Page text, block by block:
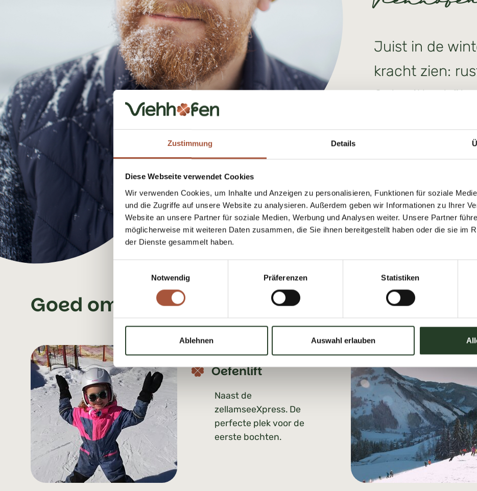
Zustimmung Details
Diese Webseite verwendet Cookies
Wir verwenden Cookies, um Inhalte und Anzeigen zu personalisieren, Funktionen für soziale
und die Zugriffe auf unsere Website zu analysieren. Außerdem geben wir Informationen zu Ihrer
Website an unsere Partner für soziale Medien, Werbung und Analysen weiter. Unsere Partner
möglicherweise mit weiteren Daten zusammen, die Sie ihnen bereitgestellt haben oder die sie im
der Dienste gesammelt haben.
Notwendig
Präferenzen Statistiken
Ablehnen Auswahl erlauben
Juist in de
kracht zien:
Gastquote
Goed om te weten
Oefenlift
Naast de
zellamseeXpress. De
perfecte plek voor de
eerste bochten.